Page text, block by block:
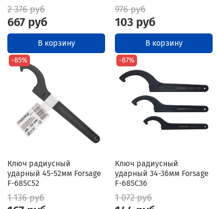
2 376 руб
667 руб
В корзину
976 руб
103 руб
В корзину
-85%
Ключ радиусный
ударный 45-52мм Forsage
F-685C52
1 136 руб
-87%
Ключ радиусный
ударный 34-36мм Forsage
F-685C36
1 072 руб